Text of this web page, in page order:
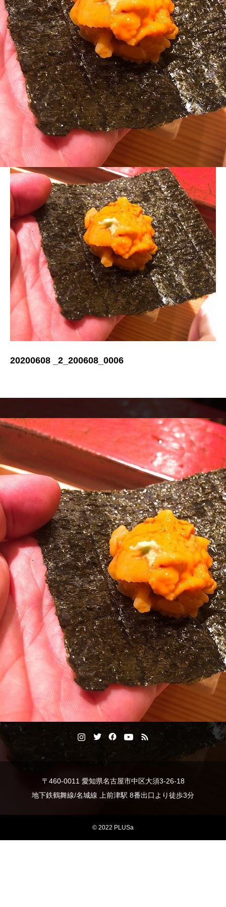
BLOG
20200608 _2_200608_0006
20200608 _2_200608_0006
〒460-0011 愛知県名古屋市中区大須3-26-18
地下鉄鶴舞線/名城線 上前津駅 8番出口より徒歩3分
© 2022 PLUSa